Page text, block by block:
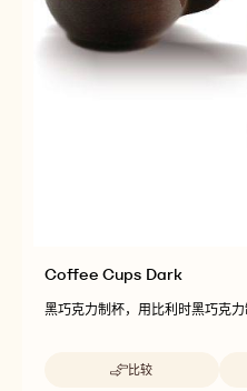
Coffee Cups Dark
黑巧克力制杯，用比利时黑巧克力
比较
-